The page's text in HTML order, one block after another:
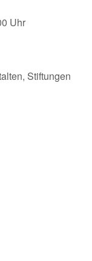
Uhr
Stiftungen